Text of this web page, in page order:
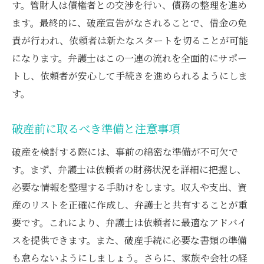
す。管財人は債権者との交渉を行い、債務の整理を進め
ます。最終的に、破産宣告がなされることで、借金の免
責が行われ、依頼者は新たなスタートを切ることが可能
になります。弁護士はこの一連の流れを全面的にサポー
トし、依頼者が安心して手続きを進められるようにしま
す。
破産前に取るべき準備と注意事項
破産を検討する際には、事前の綿密な準備が不可欠で
す。まず、弁護士は依頼者の財務状況を詳細に把握し、
必要な情報を整理する手助けをします。収入や支出、資
産のリストを正確に作成し、弁護士と共有することが重
要です。これにより、弁護士は依頼者に最適なアドバイ
スを提供できます。また、破産手続に必要な書類の準備
も怠らないようにしましょう。さらに、家族や会社の経